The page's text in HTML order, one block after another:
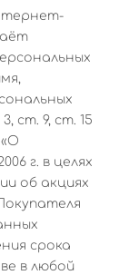
ст. 9, ст. 15
г. в целях
об акциях
срока
в любой